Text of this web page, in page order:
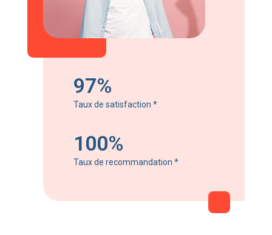
97%
Taux de satisfaction *
100%
Taux de recommandation *